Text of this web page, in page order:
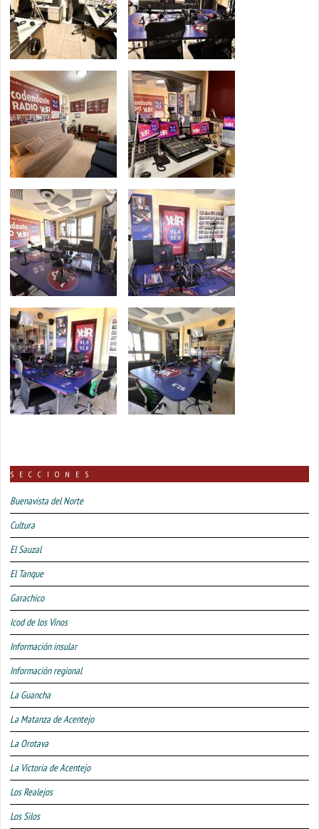
SECCIONES
Buenavista del Norte
Cultura
El Sauzal
El Tanque
Garachico
Icod de los Vinos
Información insular
Información regional
La Guancha
La Matanza de Acentejo
La Orotava
La Victoria de Acentejo
Los Realejos
Los Silos